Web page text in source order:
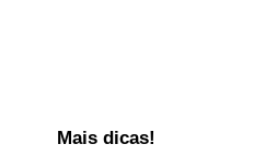
Mais dicas!